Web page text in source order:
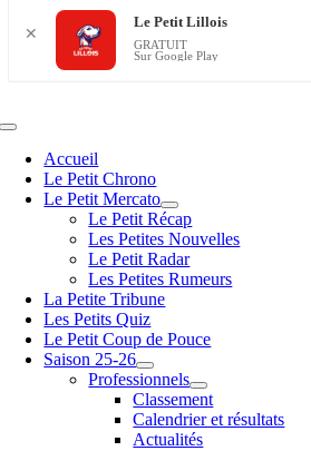
contenu
Navigation
basculeAccueil
Le Petit Chrono
Le Petit Mercato
Le Petit Récap
Les Petites Nouvelles
Le Petit Radar
Les Petites Rumeurs
La Petite Tribune
Les Petits Quiz
Le Petit Coup de Pouce
Saison 25-26
Professionnels
Classement
Calendrier et résultats
Actualités
✕
Le Petit Lillois
GRATUIT
Sur Google Play